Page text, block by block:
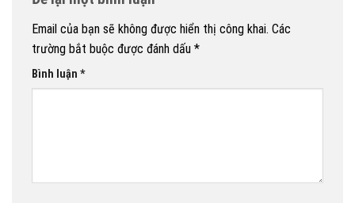
Email của bạn sẽ không được hiển thị công khai. Các
trường bắt buộc được đánh dấu *
Bình luận *